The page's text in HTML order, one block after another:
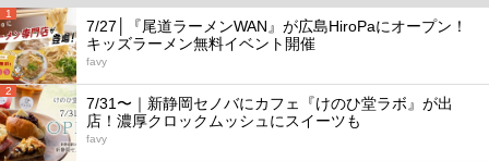
1
7/27│『尾道ラーメンWAN』が広島HiroPaにオープン！
キッズラーメン無料イベント開催
favy
2
7/31〜｜新静岡セノバにカフェ『けのひ堂ラボ』が出
店！濃厚クロックムッシュにスイーツも
favy